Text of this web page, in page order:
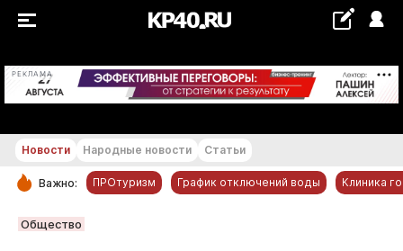
РЕКЛАМА +16...+17 °С
РУБРИКИ
Новости Народные новости Статьи
Важно: ПРОтуризм График отключений воды Клиника
Общество